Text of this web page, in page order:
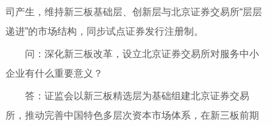
司产生，维持新三板基础层、创新层与北京证券交易所“层层
递进”的市场结构，同步试点证券发行注册制。
问：深化新三板改革，设立北京证券交易所对服务中小
企业有什么重要意义？
答：证监会以新三板精选层为基础组建北京证券交易
所，推动完善中国特色多层次资本市场体系，在新三板前期